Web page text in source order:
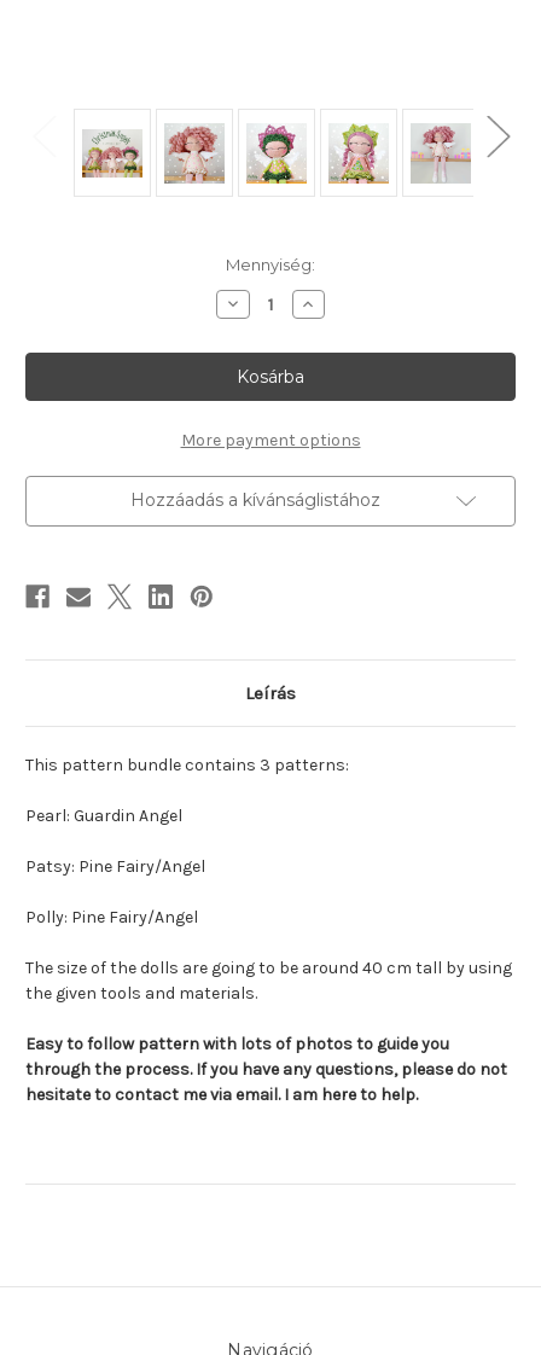
Mennyiség:
Christmas
Angels
csökkentése
Christmas
Angels
növelése
More payment options
Hozzáadás a kívánságlistához
Leírás
This pattern bundle contains 3 patterns:
Pearl: Guardin Angel
Patsy: Pine Fairy/Angel
Polly: Pine Fairy/Angel
The size of the dolls are going to be around 40 cm tall by using
the given tools and materials.
Easy to follow pattern with lots of photos to guide you
through the process.If you have any questions, please do not
hesitate to contact me via email. I am here to help.
Navigáció